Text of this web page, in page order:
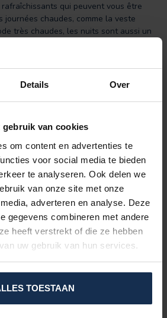
Details Over
gebruik van cookies
om content en advertenties te
voor social media te bieden
te analyseren. Ook delen we
van onze site met onze
adverteren en analyse. Deze
gegevens combineren met andere
heeft verstrekt of die ze hebben
uw gebruik van hun services.
TOESTAAN
qui peuvent vous être
journées chaudes, comme la veste
très chaudes, les nuits sont aussi un
désire du frais. Dormir au frais est un
Afin de ne plus faire face à des nuits
taies d'oreiller refroidissantes et
sur la page de la catégorie des
rafraichissante pour hommes et
élargie
: blanc, bleu, noir, kaki, gris
UV : casquette refroidissante anti-
heures avec une activation.